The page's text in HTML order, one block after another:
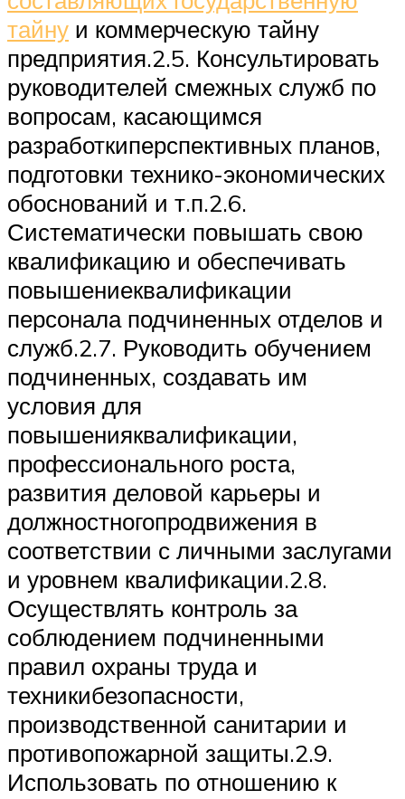
тайну и коммерческую тайну
предприятия.2.5. Консультировать
руководителей смежных служб по
вопросам, касающимся
разработкиперспективных планов,
подготовки технико-экономических
обоснований и т.п.2.6.
Систематически повышать свою
квалификацию и обеспечивать
повышениеквалификации
персонала подчиненных отделов и
служб.2.7. Руководить обучением
подчиненных, создавать им
условия для
повышенияквалификации,
профессионального роста,
развития деловой карьеры и
должностногопродвижения в
соответствии с личными заслугами
и уровнем квалификации.2.8.
Осуществлять контроль за
соблюдением подчиненными
правил охраны труда и
техникибезопасности,
производственной санитарии и
противопожарной защиты.2.9.
Использовать по отношению к